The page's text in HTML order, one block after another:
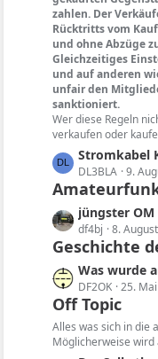
zahlen. Der
Rücktritts vom
und ohne Abzüge
Gleichzeitiges
und auf anderen
unfair den
sanktioniert.
Wer diese Regeln
verkaufen oder
L
e
t
z
t
e
e
i
t
r
ä
Stromkabel
DL3BLA 9.
L
e
t
z
t
e
B
e
jüngster OM
df4bj 8.
Geschichte
L
e
t
z
t
Was wurde
DF2OK 25.
Off Topic
Alles was sich in die
Möglicherweise